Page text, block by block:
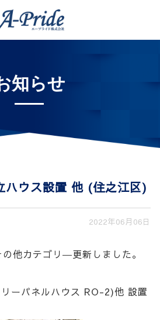
知らせ
ハウス設置 他 (住之江区)
2022年06月06日
他カテゴリ―更新しました。
ーパネルハウス RO-2)他 設置